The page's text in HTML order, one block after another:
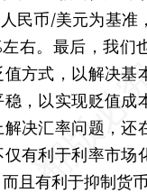
民币/美元为基准
右。最后，我们
方式，以解决基
，以实现贬值成
决汇率问题，还
有利于利率市场
且有利于抑制货